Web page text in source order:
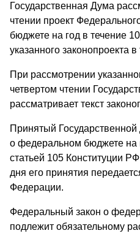
Государственная Дума
чтении проект
бюджете на год в течение
указанного законопроекта
При рассмотрении
четвертом чтении
рассматривает текст
Принятый
о федеральном бюджете на
статьей 105 Конституции
дня его принятия
Федерации.
Федеральный закон о
подлежит обязательному